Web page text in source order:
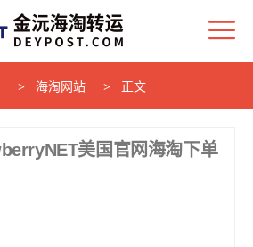
海淘网站 正文
美国官网海淘下单